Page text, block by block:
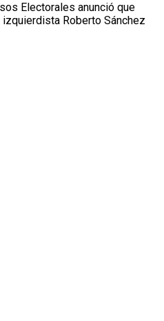
Electorales anunció que
Roberto Sánchez